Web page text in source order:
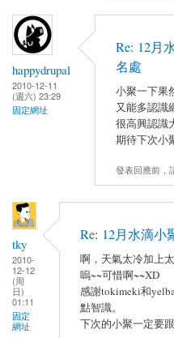
happydrupal
2010-12-11
(週六) 23:29
固定網址
Re: 12月
名處
小聚一下果
又能多認識
很高興認識
期待下次小
發表回應前，
tky
2010-
12-12
(周
日)
01:11
固定
網址
Re: 12月水滴小
啊，天氣太冷加上
嗚~~可惜啊~~XD
感謝tokimeki和
點智識。
下次的小聚一定要